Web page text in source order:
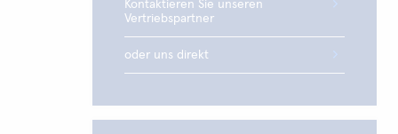
Kontaktieren Sie unseren
Vertriebspartner
oder uns direkt